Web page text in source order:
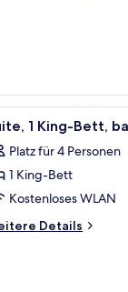
einem Holz-Kopfteil
5 1 King-Bett,
Platz für 4 Personen
1 King-Bett
Kostenloses WLAN
Details